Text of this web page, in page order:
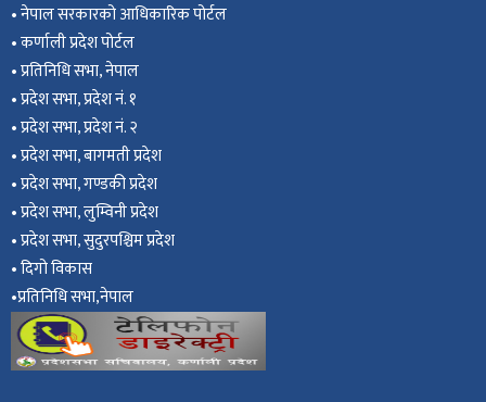
•नेपाल सरकारको आधिकारिक पोर्टल
•कर्णाली प्रदेश पोर्टल
•प्रतिनिधि सभा, नेपाल
•प्रदेश सभा, प्रदेश नं. १
•प्रदेश सभा, प्रदेश नं. २
•प्रदेश सभा, बागमती प्रदेश
•प्रदेश सभा, गण्डकी प्रदेश
•प्रदेश सभा, लुम्विनी प्रदेश
•प्रदेश सभा, सुदुरपश्चिम प्रदेश
•दिगो विकास
•प्रतिनिधि सभा,नेपाल